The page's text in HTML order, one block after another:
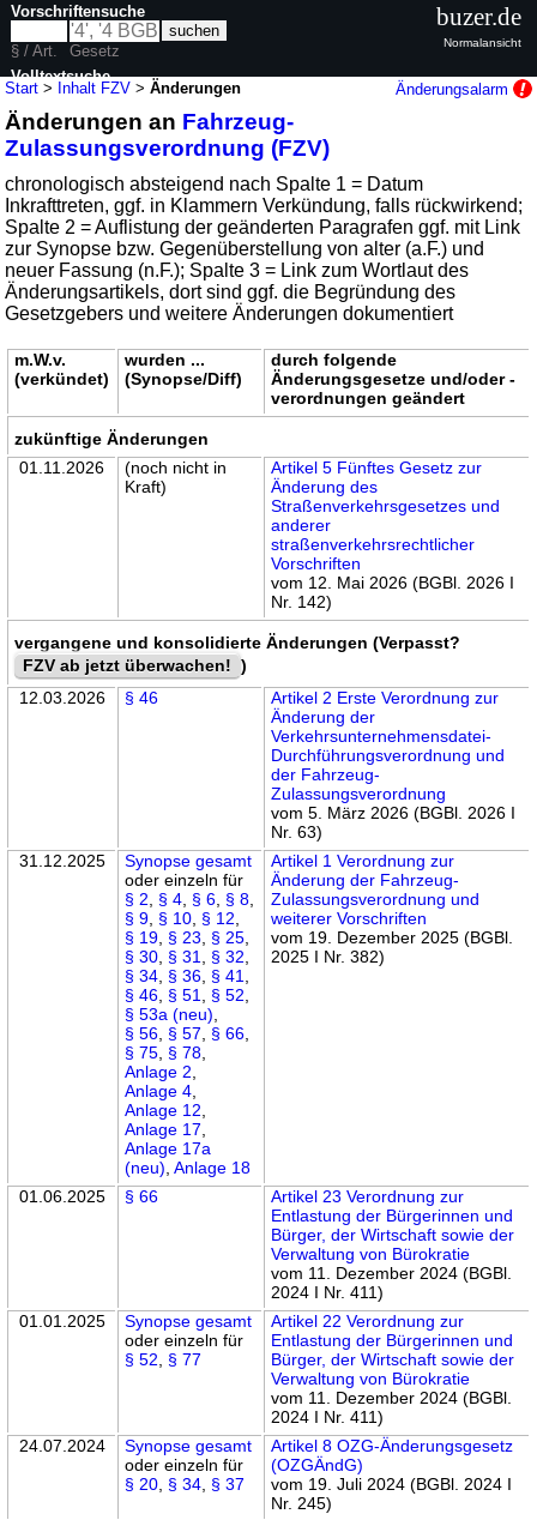
Start > Inhalt FZV >Änderungen Änderungsalarm
Änderungen an Fahrzeug-
Zulassungsverordnung (FZV)
chronologisch absteigend nach Spalte 1 = Datum
Inkrafttreten, ggf. in Klammern Verkündung, falls rückwirkend;
Spalte 2 = Auflistung der geänderten Paragrafen ggf. mit Link
zur Synopse bzw. Gegenüberstellung von alter (a.F.) und
neuer Fassung (n.F.); Spalte 3 = Link zum Wortlaut des
Änderungsartikels, dort sind ggf. die Begründung des
Gesetzgebers und weitere Änderungen dokumentiert
m.W.v.
(verkündet)
wurden ...
(Synopse/Diff)
durch folgende
Änderungsgesetze und/oder -
verordnungen geändert
zukünftige Änderungen
01.11.2026
(noch nicht in
Kraft)
Artikel 5 Fünftes Gesetz zur
Änderung des
Straßenverkehrsgesetzes und
anderer
straßenverkehrsrechtlicher
Vorschriften
vom 12. Mai 2026 (BGBl. 2026 I
Nr. 142)
vergangene und konsolidierte Änderungen (Verpasst?
FZV ab jetzt überwachen! )
12.03.2026
§ 46
Artikel 2 Erste Verordnung zur
Änderung der
Verkehrsunternehmensdatei-
Durchführungsverordnung und
der Fahrzeug-
Zulassungsverordnung
vom 5. März 2026 (BGBl. 2026 I
Nr. 63)
31.12.2025
Synopse gesamt
oder einzeln für
§ 2
§ 4 § 6 § 8
§ 9 § 10 § 12
§ 19 § 23 § 25
§ 30 § 31 § 32
§ 34 § 36 § 41
§ 46 § 51 § 52
§ 53a (neu)
§ 56 § 57 § 66
§ 75 § 78
Anlage 2
Anlage 4
Anlage 12
Anlage 17
Anlage 17a
(neu) ,Anlage 18
Artikel 1 Verordnung zur
Änderung der Fahrzeug-
Zulassungsverordnung und
weiterer Vorschriften
vom 19. Dezember 2025 (BGBl.
2025 I Nr. 382)
01.06.2025 § 66
Artikel 23 Verordnung zur
Entlastung der Bürgerinnen und
Bürger, der Wirtschaft sowie der
Verwaltung von Bürokratie
vom 11. Dezember 2024 (BGBl.
2024 I Nr. 411)
01.01.2025
Synopse gesamt
oder einzeln für
§ 52
§ 77
Artikel 22 Verordnung zur
Entlastung der Bürgerinnen und
Bürger, der Wirtschaft sowie der
Verwaltung von Bürokratie
vom 11. Dezember 2024 (BGBl.
2024 I Nr. 411)
24.07.2024
Synopse gesamt
oder einzeln für
§ 20 § 34 § 37
Artikel 8 OZG-Änderungsgesetz
(OZGÄndG)
vom 19. Juli 2024 (BGBl. 2024 I
Nr. 245)
Vorschriftensuche
§ / Art.
Gesetz
Volltextsuche
nur in FZV
buzer.de
Normalansicht